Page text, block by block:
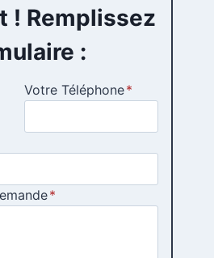
! Remplissez
:
Votre Téléphone*
*